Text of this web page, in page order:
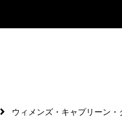
ウィメンズ・キャプリーン・